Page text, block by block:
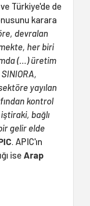
Türkiye'de de
karara
devralan
her biri
(...) üretim
yayılan
kontrol
bağlı
gelir elde
. APIC'ın
ise Arap